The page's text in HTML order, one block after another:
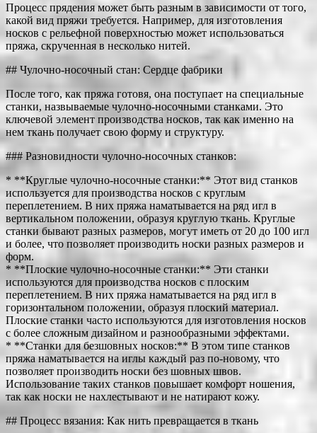
Процесс прядения может быть разным в зависимости от того,
какой вид пряжи требуется. Например, для изготовления
носков с рельефной поверхностью может использоваться
пряжа, скрученная в несколько нитей.
## Чулочно-носочный стан: Сердце фабрики
После того, как пряжа готовя, она поступает на специальные
станки, назвываемые чулочно-носочными станками. Это
ключевой элемент производства носков, так как именно на
нем ткань получает свою форму и структуру.
### Разновидности чулочно-носочных станков:
* **Круглые чулочно-носочные станки:** Этот вид станков
используется для производства носков с круглым
переплетением. В них пряжа наматывается на ряд игл в
вертикальном положении, образуя круглую ткань. Круглые
станки бывают разных размеров, могут иметь от 20 до 100 игл
и более, что позволяет производить носки разных размеров и
форм.
* **Плоские чулочно-носочные станки:** Эти станки
используются для производства носков с плоским
переплетением. В них пряжа наматывается на ряд игл в
горизонтальном положении, образуя плоский материал.
Плоские станки часто используются для изготовления носков
с более сложным дизайном и разнообразными эффектами.
* **Станки для безшовных носков:** В этом типе станков
пряжа наматывается на иглы каждый раз по-новому, что
позволяет производить носки без шовных швов.
Использование таких станков повышает комфорт ношения,
так как носки не нахлестывают и не натирают кожу.
## Процесс вязания: Как нить превращается в ткань